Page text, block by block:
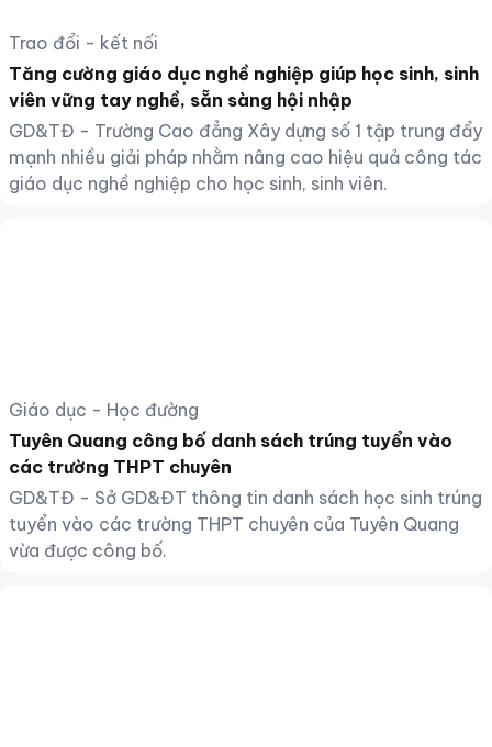
Trao đổi - kết nối
Tăng cường giáo dục nghề nghiệp giúp học sinh, sinh
viên vững tay nghề, sẵn sàng hội nhập
GD&TĐ - Trường Cao đẳng Xây dựng số 1 tập trung đẩy
mạnh nhiều giải pháp nhằm nâng cao hiệu quả công tác
giáo dục nghề nghiệp cho học sinh, sinh viên.
Giáo dục - Học đường
Tuyên Quang công bố danh sách trúng tuyển vào
các trường THPT chuyên
GD&TĐ - Sở GD&ĐT thông tin danh sách học sinh trúng
tuyển vào các trường THPT chuyên của Tuyên Quang
vừa được công bố.